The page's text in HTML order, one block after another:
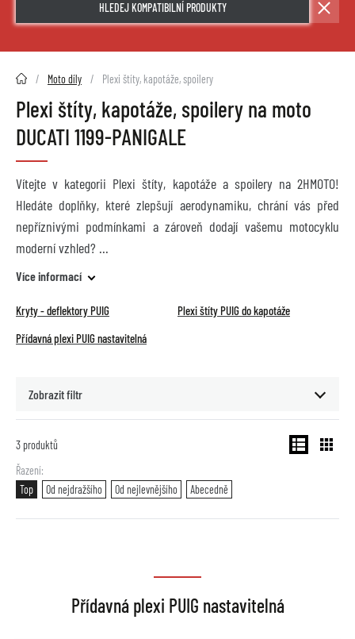
HLEDEJ KOMPATIBILNÍ PRODUKTY
2HMOTO.cz Moto díly Plexi štíty, kapotáže, spoilery
Plexi štíty, kapotáže, spoilery na moto
DUCATI 1199-PANIGALE
Vítejte v kategorii Plexi štíty, kapotáže a spoilery na 2HMOTO!
Hledáte doplňky, které zlepšují aerodynamiku, chrání vás před
nepříznivými podmínkami a zároveň dodají vašemu motocyklu
moderní vzhled?
Více informací
Kryty - deflektory PUIG
Plexi štíty PUIG do kapotáže
Přídavná plexi PUIG nastavitelná
Zobrazit filtr
3 produktů
Řazení
Top
Od nejdražšího Od nejlevnějšího Abecedně
Přídavná plexi PUIG nastavitelná